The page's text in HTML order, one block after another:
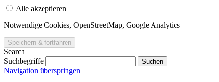
Alle akzeptieren
Notwendige Cookies, Open­Street­Map, Google Analytics
Search
Suchbegriffe
Navigation überspringen